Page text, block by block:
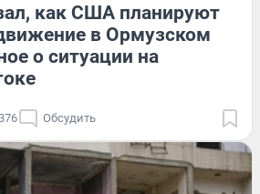
как США планируют
в Ормузском
о ситуации на
Обсудить